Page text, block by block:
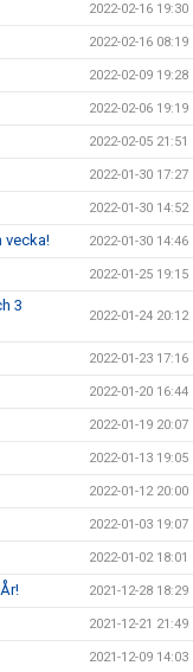
2022-02-16 19:30
2022-02-16 08:19
2022-02-09 19:28
2022-02-06 19:19
2022-02-05 21:51
2022-01-30 17:27
2022-01-30 14:52
vecka! 2022-01-30 14:46
2022-01-25 19:15
3
2022-01-24 20:12
2022-01-23 17:16
2022-01-20 16:44
2022-01-19 20:07
2022-01-13 19:05
2022-01-12 20:00
2022-01-03 19:07
2022-01-02 18:01
2021-12-28 18:29
2021-12-21 21:49
2021-12-09 14:03